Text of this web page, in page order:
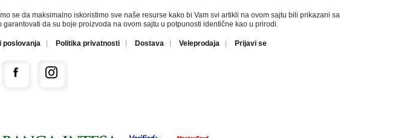
se da maksimalno iskoristimo sve naše resurse kako bi Vam svi artikli na ovom sajtu bili prikazani sa
da su boje proizvoda na ovom sajtu u potpunosti identične kao u prirodi.
poslovanja Politika privatnosti Dostava Veleprodaja Prijavi se